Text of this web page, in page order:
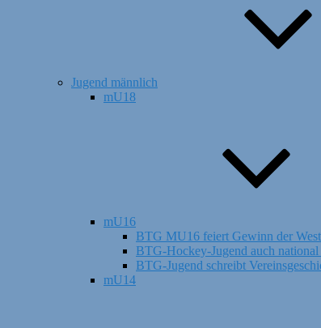
Jugend männlich
mU18
mU16
BTG MU16 feiert Gewinn der
BTG-Hockey-Jugend auch
BTG-Jugend schreibt
mU14